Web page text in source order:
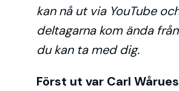
kan nå ut via YouTube
deltagarna kom ända
du kan ta med dig.
Först ut var Carl